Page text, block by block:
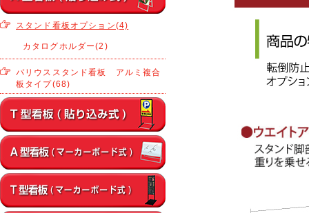
スタンド看板オプション(4)
カタログホルダー(2)
バリウススタンド看板 アルミ複合
板タイプ(68)